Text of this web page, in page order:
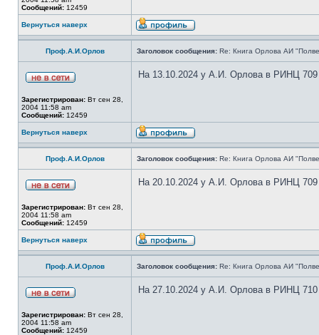
Сообщений: 12459
Вернуться наверх
Проф.А.И.Орлов Заголовок сообщения: Re: Книга Орлова АИ
Зарегистрирован: Вт сен 28,
2004 11:58 am
Сообщений: 12459
На 13.10.2024 у А.И. Орлова в РИНЦ 709
Вернуться наверх
Проф.А.И.Орлов Заголовок сообщения: Re: Книга Орлова АИ
Зарегистрирован: Вт сен 28,
2004 11:58 am
Сообщений: 12459
На 20.10.2024 у А.И. Орлова в РИНЦ 709
Вернуться наверх
Проф.А.И.Орлов Заголовок сообщения: Re: Книга Орлова АИ
Зарегистрирован: Вт сен 28,
2004 11:58 am
Сообщений: 12459
На 27.10.2024 у А.И. Орлова в РИНЦ 710